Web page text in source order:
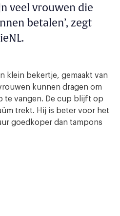
veel vrouwen die
betalen’, zegt
klein bekertje, gemaakt van
kunnen dragen om
te vangen. De cup blijft op
trekt. Hij is beter voor het
goedkoper dan tampons